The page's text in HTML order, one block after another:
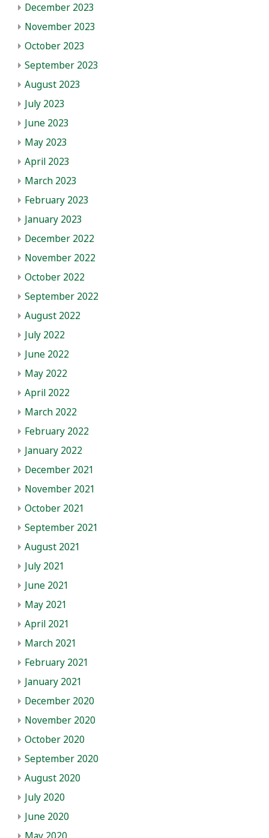
December 2023
November 2023
October 2023
September 2023
August 2023
July 2023
June 2023
May 2023
April 2023
March 2023
February 2023
January 2023
December 2022
November 2022
October 2022
September 2022
August 2022
July 2022
June 2022
May 2022
April 2022
March 2022
February 2022
January 2022
December 2021
November 2021
October 2021
September 2021
August 2021
July 2021
June 2021
May 2021
April 2021
March 2021
February 2021
January 2021
December 2020
November 2020
October 2020
September 2020
August 2020
July 2020
June 2020